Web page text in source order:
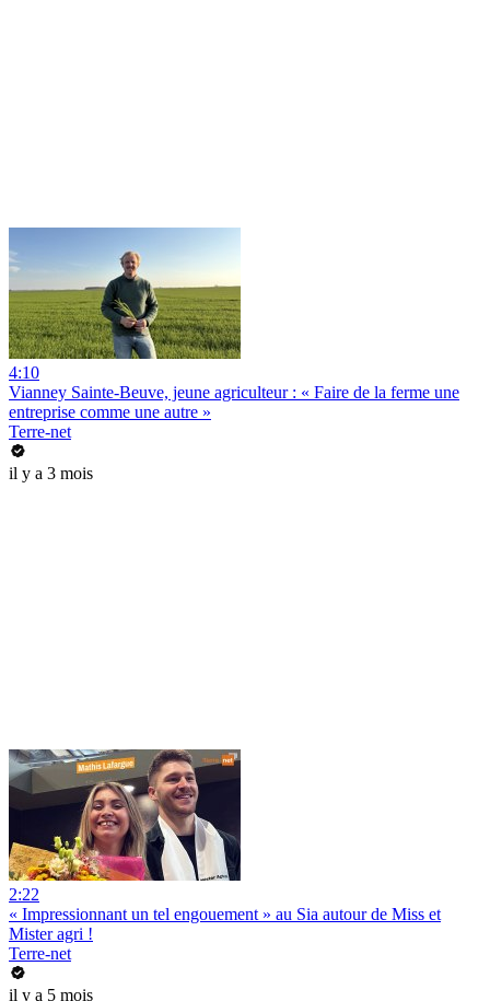
4:10
Vianney Sainte-Beuve, jeune agriculteur : « Faire de la ferme une
entreprise comme une autre »
Terre-net
il y a 3 mois
2:22
« Impressionnant un tel engouement » au Sia autour de Miss et
Mister agri !
Terre-net
il y a 5 mois